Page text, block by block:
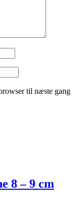
til næste gang
8 – 9 cm